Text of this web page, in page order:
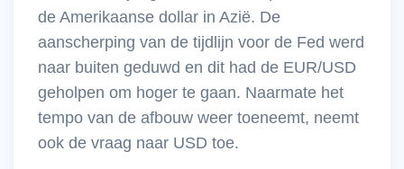
de Amerikaanse dollar in Azië. De
aanscherping van de tijdlijn voor de Fed werd
naar buiten geduwd en dit had de EUR/USD
geholpen om hoger te gaan. Naarmate het
tempo van de afbouw weer toeneemt, neemt
ook de vraag naar USD toe.